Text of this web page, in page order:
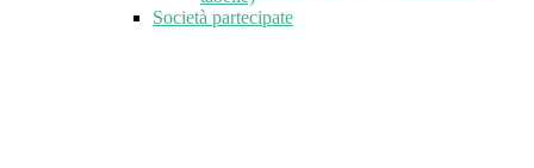
Società partecipate